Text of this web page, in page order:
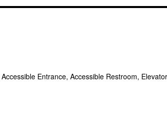
Accessible Entrance, Accessible Restroom,